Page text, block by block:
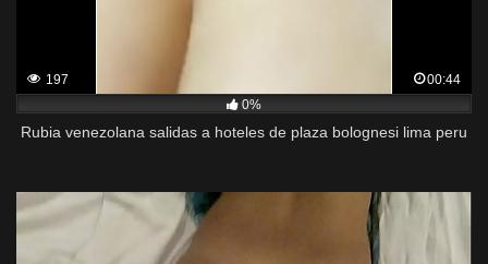
197
00:44
0%
Rubia venezolana salidas a hoteles de plaza bolognesi lima peru